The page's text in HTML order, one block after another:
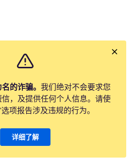
的诈骗。 我们绝对不会要求您
，及提供任何个人信息。请使
项报告涉及违规的行为。
详细了解